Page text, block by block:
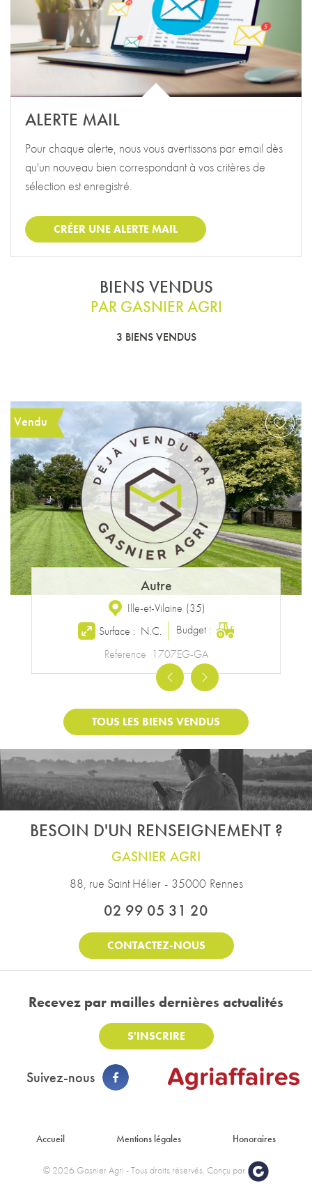
ALERTE MAIL
Pour chaque alerte, nous vous avertissons par email dès
qu'un nouveau bien correspondant à vos critères de
sélection est enregistré.
CRÉER UNE ALERTE MAIL
BIENS VENDUS
PAR GASNIER AGRI
3 BIENS VENDUS
Vendu
Autre
Ille-et-Vilaine (35)
Surface : N.C.
Budget :
Reference 1707EG-GA
PreviousNext
TOUS LES BIENS VENDUS
BESOIN D'UN RENSEIGNEMENT ?
GASNIER AGRI
88, rue Saint Hélier - 35000 Rennes
02 99 05 31 20
CONTACTEZ-NOUS
Recevez par mailles dernières actualités
S'INSCRIRE
Suivez-nous
Footer : Menu
Accueil Mentions légales Honoraires
© 2026 Gasnier Agri - Tous droits réservés. Conçu par